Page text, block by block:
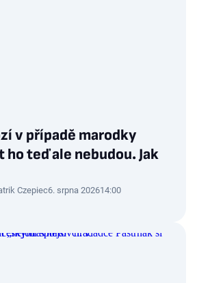
v případě marodky
teď ale nebudou. Jak
Czepiec6. srpna 202614:00